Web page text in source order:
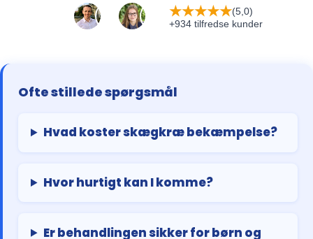
★★★★★(5,0)
+934 tilfredse kunder
Ofte stillede spørgsmål
Hvad koster skægkræ bekæmpelse?
Hvor hurtigt kan I komme?
Er behandlingen sikker for børn og